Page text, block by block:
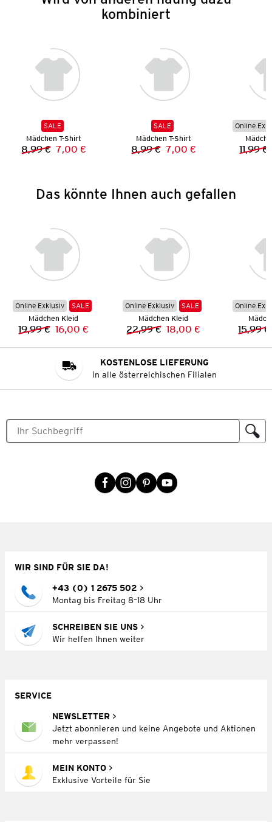
kombiniert
SALE
Mädchen T-Shirt
Vorheriger Preis:
8,99 € Neuer Preis:
7,00 €
SALE
Mädchen T-Shirt
Vorheriger Preis:
8,99 € Neuer Preis:
7,00 €
Online
11,99 €
Das könnte Ihnen auch gefallen
Online Exklusiv
SALE
Mädchen Kleid
Vorheriger Preis:
19,99 € Neuer Preis:
16,00 €
Online Exklusiv
SALE
Mädchen Kleid
Vorheriger Preis:
22,99 € Neuer Preis:
18,00 €
Online
15,99 €
KOSTENLOSE LIEFERUNG
in alle österreichischen Filialen
WIR SIND FÜR SIE DA!
+43 (0) 1 2675 502
Montag bis Freitag 8–18 Uhr
SCHREIBEN SIE UNS
Wir helfen Ihnen weiter
SERVICE
NEWSLETTER
Jetzt abonnieren und keine Angebote und Aktionen
mehr verpassen!
MEIN KONTO
Exklusive Vorteile für Sie